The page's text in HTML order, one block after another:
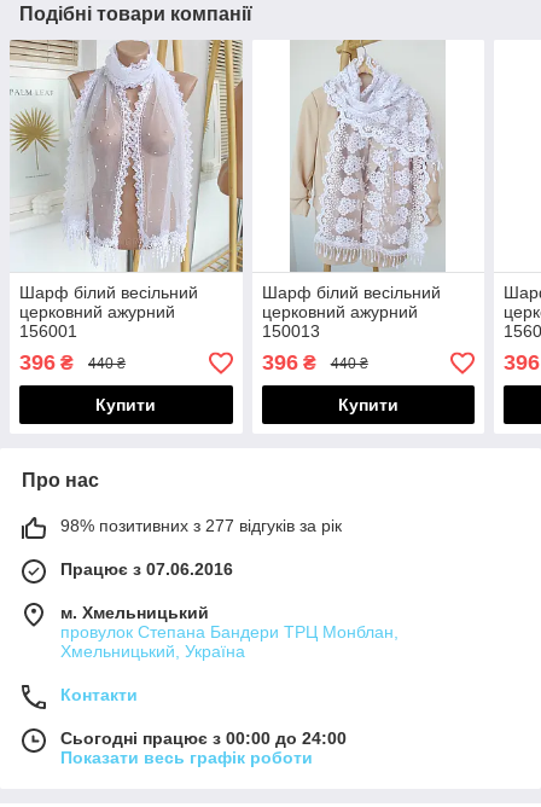
Подібні товари компанії
Шарф білий весільний
церковний ажурний
156001
396 ₴ 440 ₴
Купити
Шарф білий весільний
церковний ажурний
150013
396₴ 440 ₴
Купити
396
Про нас
98% позитивних з 277 відгуків за рік
Працює з 07.06.2016
м. Хмельницький
провулок Степана Бандери ТРЦ Монблан,
Хмельницький, Україна
Контакти
Сьогодні працює з 00:00 до 24:00
Показати весь графік роботи